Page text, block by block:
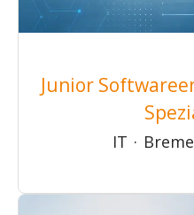
Junior
IT ·